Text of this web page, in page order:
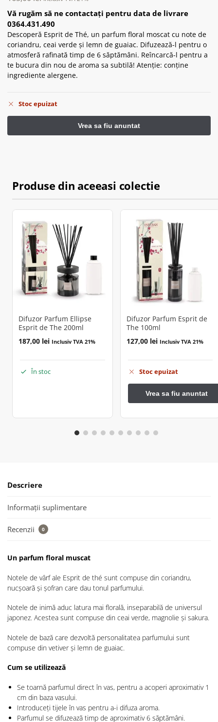
Vă rugăm să ne contactați pentru data de livrare
0364.431.490
Descoperă Esprit de Thé, un parfum floral moscat cu note de
coriandru, ceai verde și lemn de guaiac. Difuzează-l pentru o
atmosferă rafinată timp de 6 săptămâni. Reîncarcă-l pentru a
te bucura din nou de aroma sa subtilă! Atenție: conține
ingrediente alergene.
Stoc epuizat
Produse din aceeasi colectie
Difuzor Parfum Ellipse
Esprit de The 200ml
187,00 lei Inclusiv TVA 21%
În stoc
Difuzor Parfum Esprit de
The 100ml
127,00 lei Inclusiv TVA 21%
Stoc epuizat
Descriere
Informații suplimentare
Recenzii 0
Un parfum floral muscat
Notele de vârf ale Esprit de thé sunt compuse din coriandru,
nucșoară și șofran care dau tonul parfumului.
Notele de inimă aduc latura mai florală, inseparabilă de universul
japonez. Acestea sunt compuse din ceai verde, magnolie și sakura.
Notele de bază care dezvoltă personalitatea parfumului sunt
compuse din vetiver și lemn de guaiac.
Cum se utilizează
Se toarnă parfumul direct în vas, pentru a acoperi aproximativ 1
cm din baza vasului.
Introduceți tijele în vas pentru a-i difuza aroma.
Parfumul se difuzează timp de aproximativ 6 săptămâni.